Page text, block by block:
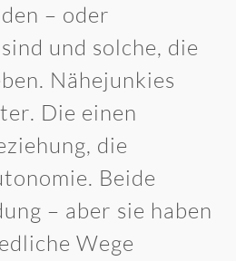
– oder
und solche, die
Nähejunkies
Die einen
die
Beide
– aber sie haben
Wege